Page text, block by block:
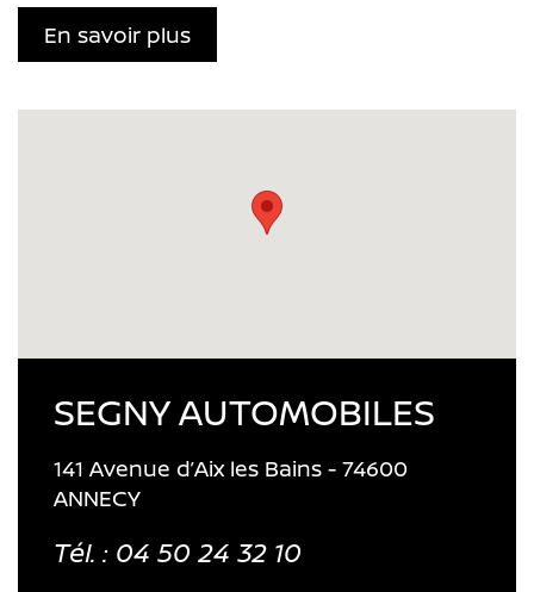
En savoir plus
SEGNY AUTOMOBILES
141 Avenue d’Aix les Bains - 74600
ANNECY
Tél. : 04 50 24 32 10